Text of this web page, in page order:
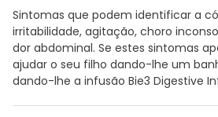
Sintomas que podem identificar a
irritabilidade, agitação, choro
dor abdominal. Se estes sintomas
ajudar o seu filho dando-lhe um
dando-lhe a infusão Bie3 Digestive